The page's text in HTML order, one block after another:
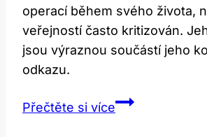
operací během svého života,
veřejností často kritizován.
jsou výraznou součástí jeho
odkazu.
Přečtěte si víceMichael